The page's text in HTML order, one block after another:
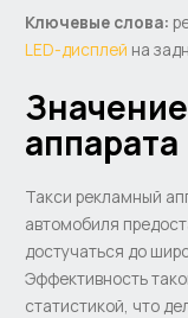
Ключевые слова:
LED-дисплей на
аппарата
Такси рекламный
автомобиля
достучаться до
Эффективность
статистикой, что